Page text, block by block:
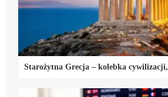
Starożytna Grecja – kolebka